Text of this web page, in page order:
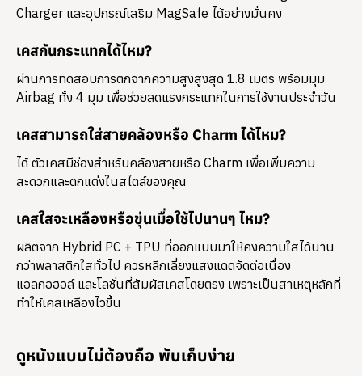
Charger และอุปกรณ์เสริม MagSafe ได้อย่างมั่นคง
เคสกันกระแทกได้ไหม?
ผ่านการทดสอบการตกจากความสูงสูงสุด 1.8 เมตร พร้อมมุม
Airbag ทั้ง 4 มุม เพื่อช่วยลดแรงกระแทกในการใช้งานประจำวัน
เคสสามารถใส่สายคล้องหรือ Charm ได้ไหม?
ได้ ตัวเคสมีช่องสำหรับคล้องสายหรือ Charm เพื่อเพิ่มความ
สะดวกและตกแต่งในสไตล์ของคุณ
เคสใสจะเหลืองหรือขุ่นเมื่อใช้ไปนานๆ ไหม?
ผลิตจาก Hybrid PC + TPU ที่ออกแบบมาให้คงความใสได้นาน
กว่าพลาสติกใสทั่วไป ควรหลีกเลี่ยงแสงแดดจัดต่อเนื่อง
แอลกอฮอล์ และโลชั่นที่สัมผัสเคสโดยตรง เพราะเป็นสาเหตุหลักที่
ทำให้เคสเหลืองไวขึ้น
ดูหนังแบบไม่ต้องถือ พับเก็บง่าย